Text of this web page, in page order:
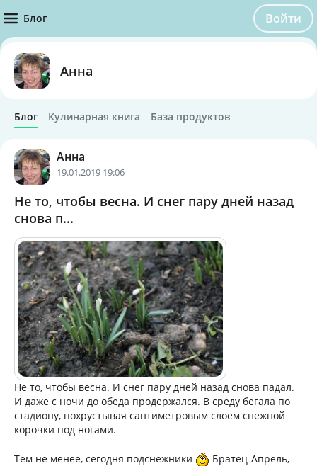
Блог Войти
Анна
Блог Кулинарная книга База продуктов
Анна
19.01.2019 19:06
Не то, чтобы весна. И снег пару дней назад
снова п...
Не то, чтобы весна. И снег пару дней назад снова падал.
И даже с ночи до обеда продержался. В среду бегала по
стадиону, похрустывая сантиметровым слоем снежной
корочки под ногами.
Тем не менее, сегодня подснежники
Братец-Апрель,